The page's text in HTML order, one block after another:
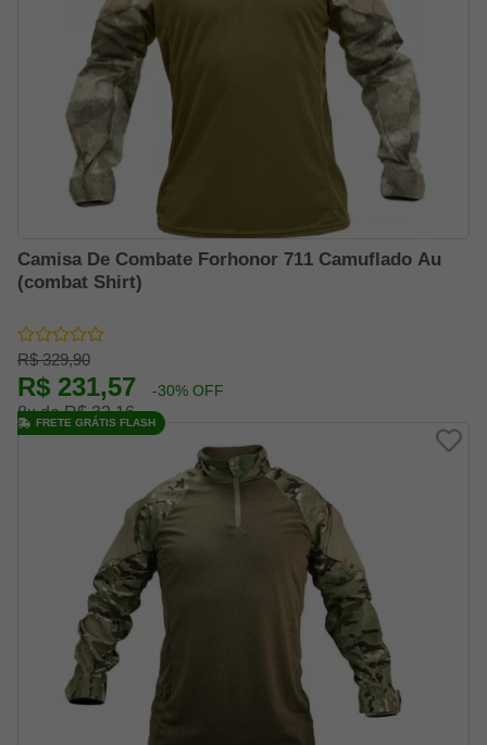
Camisa De Combate Forhonor 711 Camuflado Au
(combat Shirt)
R$ 329,90
R$ 231,57 -30% OFF
8x de R$ 32,16
FRETE GRÁTIS FLASH